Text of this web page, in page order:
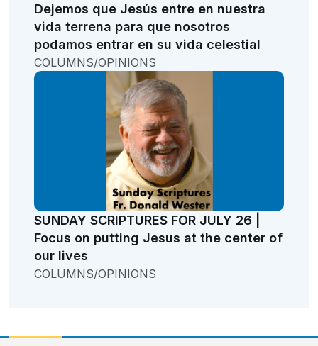
Dejemos que Jesús entre en nuestra
vida terrena para que nosotros
podamos entrar en su vida celestial
COLUMNS/OPINIONS
SUNDAY SCRIPTURES FOR JULY 26 |
Focus on putting Jesus at the center of
our lives
COLUMNS/OPINIONS